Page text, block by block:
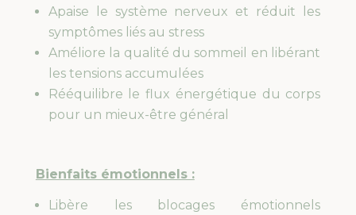
Apaise le système nerveux et réduit les
symptômes liés au stress
Améliore la qualité du sommeil en libérant
les tensions accumulées
Rééquilibre le flux énergétique du corps
pour un mieux-être général
Bienfaits émotionnels :
Libère les blocages émotionnels